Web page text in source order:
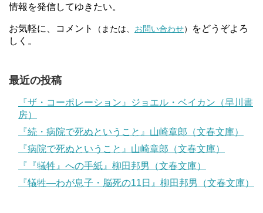
情報を発信してゆきたい。
お気軽に、コメント （または、 お問い合わせ）
をどうぞよろ
しく。
最近の投稿
『ザ・コーポレーション』ジョエル・ベイカン（早川書
房）
『続・病院で死ぬということ』山崎章郎（文春文庫）
『病院で死ぬということ』山崎章郎（文春文庫）
『『犠牲』への手紙』柳田邦男（文春文庫）
『犠牲―わが息子・脳死の11日』柳田邦男（文春文庫）